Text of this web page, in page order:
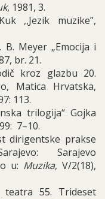
, 1981, 3.
,,Jezik muzike”,
B. Meyer „Emocija i
br. 21.
č kroz glazbu 20.
, Matica Hrvatska,
113.
trilogija“ Gojka
7–10.
dirigentske prakse
Sarajevo
u: Muzika, V/2(18),
teatra 55. Trideset